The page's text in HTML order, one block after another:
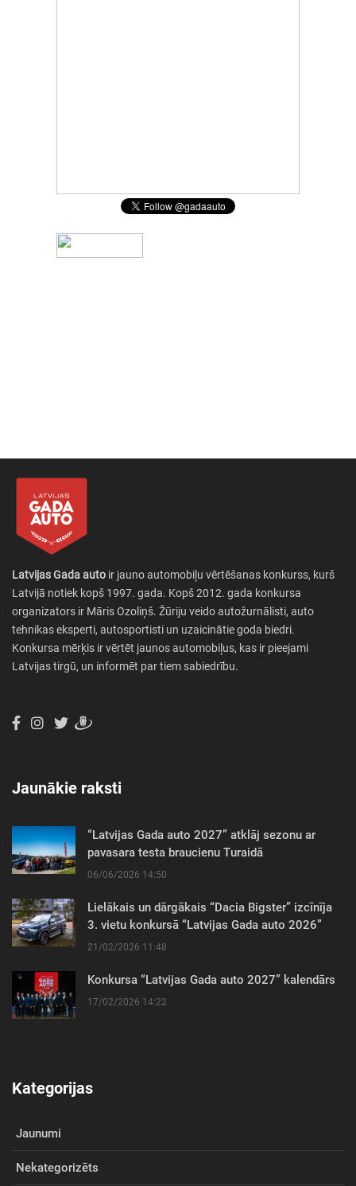
Latvijas Gada auto ir jauno automobiļu vērtēšanas konkurss, kurš
Latvijā notiek kopš 1997. gada. Kopš 2012. gada konkursa
organizators ir Māris Ozoliņš. Žūriju veido autožurnālisti, auto
tehnikas eksperti, autosportisti un uzaicinātie goda biedri.
Konkursa mērķis ir vērtēt jaunos automobiļus, kas ir pieejami
Latvijas tirgū, un informēt par tiem sabiedrību.
Jaunākie raksti
“Latvijas Gada auto 2027” atklāj sezonu ar
pavasara testa braucienu Turaidā
06/06/2026 14:50
Lielākais un dārgākais “Dacia Bigster” izcīnīja
3. vietu konkursā “Latvijas Gada auto 2026”
21/02/2026 11:48
Konkursa “Latvijas Gada auto 2027” kalendārs
17/02/2026 14:22
Kategorijas
Jaunumi
Nekategorizēts